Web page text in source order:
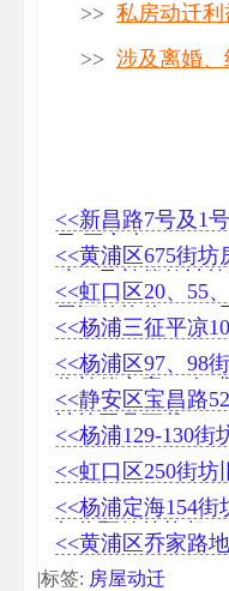
>> 私房动迁
>> 涉及离婚
<<新昌路7号及1
元/平方米
<<黄浦区675街
稿）及补偿款计算
<<虹口区20、55
屋评估均价57416
<<杨浦三征平凉
<<杨浦区97、98
收补偿方案 （征
<<静安区宝昌路
计算工具下载
<<杨浦129-130街
<<虹口区250街
<<杨浦定海154街
征收预签约均超
<<黄浦区乔家路
|标签: 房屋动迁